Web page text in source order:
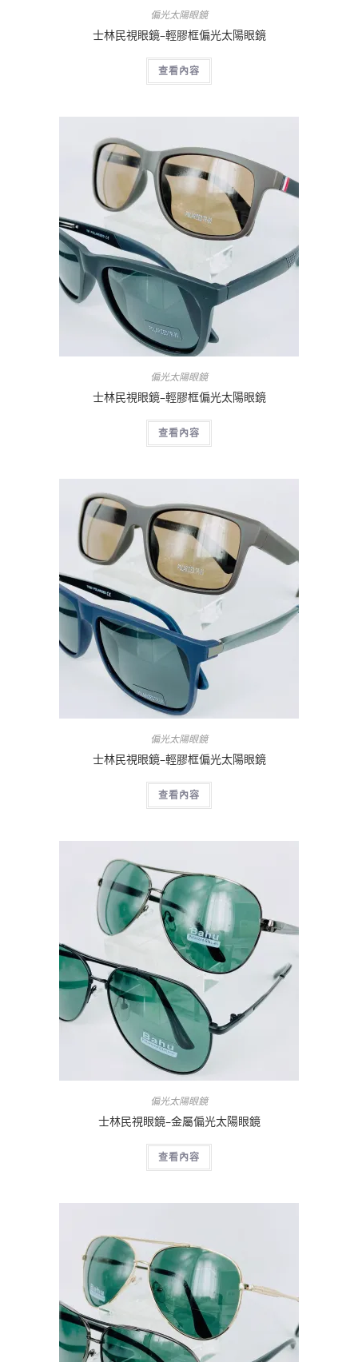
偏光太陽眼鏡
士林民視眼鏡–輕膠框偏光太陽眼鏡
查看內容
偏光太陽眼鏡
士林民視眼鏡–輕膠框偏光太陽眼鏡
查看內容
偏光太陽眼鏡
士林民視眼鏡–輕膠框偏光太陽眼鏡
查看內容
偏光太陽眼鏡
士林民視眼鏡–金屬偏光太陽眼鏡
查看內容